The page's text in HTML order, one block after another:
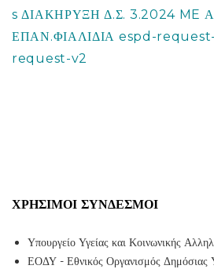
s ΔΙΑΚΗΡΥΞΗ Δ.Σ. 3.2024 ME
ΕΠΑΝ.ΦΙΑΛΙΔΙΑ espd-
request-v2
ΧΡΉΣΙΜΟΙ ΣΎΝΔΕΣΜΟΙ
Υπουργείο Υγείας και Κοινωνικής
ΕΟΔΥ - Εθνικός Οργανισμός Δημόσιας